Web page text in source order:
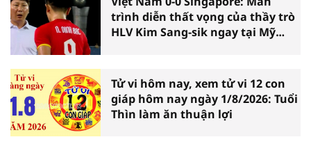
trình diễn thất vọng của thầy trò
HLV Kim Sang-sik ngay tại Mỹ
Tử vi hôm nay, xem tử vi 12 con
giáp hôm nay ngày 1/8/2026: Tuổi
Thìn làm ăn thuận lợi